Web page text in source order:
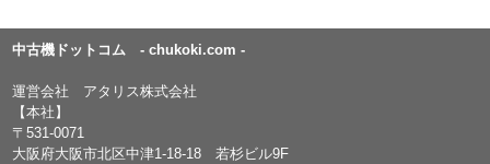
中古機ドットコム - chukoki.com -
運営会社 アタリス株式会社
【本社】
〒531-0071
大阪府大阪市北区中津1-18-18 若杉ビル9F